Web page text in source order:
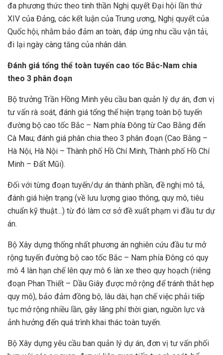
đa phương thức theo tinh thần Nghị quyết Đại hội lần thứ
XIV của Đảng, các kết luận của Trung ương, Nghị quyết của
Quốc hội, nhằm bảo đảm an toàn, đáp ứng nhu cầu vận tải,
đi lại ngày càng tăng của nhân dân.
Đánh giá tổng thể toàn tuyến cao tốc Bắc-Nam chia
theo 3 phân đoạn
Bộ trưởng Trần Hồng Minh yêu cầu ban quản lý dự án, đơn vị
tư vấn rà soát, đánh giá tổng thể hiện trạng toàn bộ tuyến
đường bộ cao tốc Bắc – Nam phía Đông từ Cao Bằng đến
Cà Mau; đánh giá phân chia theo 3 phân đoạn (Cao Bằng –
Hà Nội, Hà Nội – Thành phố Hồ Chí Minh, Thành phố Hồ Chí
Minh – Đất Mũi).
Đối với từng đoạn tuyến/dự án thành phần, đề nghị mô tả,
đánh giá hiện trạng (về lưu lượng giao thông, quy mô, tiêu
chuẩn kỹ thuật…) từ đó làm cơ sở đề xuất phạm vi đầu tư dự
án.
Bộ Xây dựng thống nhất phương án nghiên cứu đầu tư mở
rộng tuyến đường bộ cao tốc Bắc – Nam phía Đông có quy
mô 4 làn hạn chế lên quy mô 6 làn xe theo quy hoạch (riêng
đoạn Phan Thiết – Dầu Giây được mở rộng để tránh thắt hẹp
quy mô), bảo đảm đồng bộ, lâu dài, hạn chế việc phải tiếp
tục mở rộng nhiều lần, gây lãng phí thời gian, nguồn lực và
ảnh hưởng đến quá trình khai thác toàn tuyến.
Bộ Xây dựng yêu cầu ban quản lý dự án, đơn vị tư vấn phối